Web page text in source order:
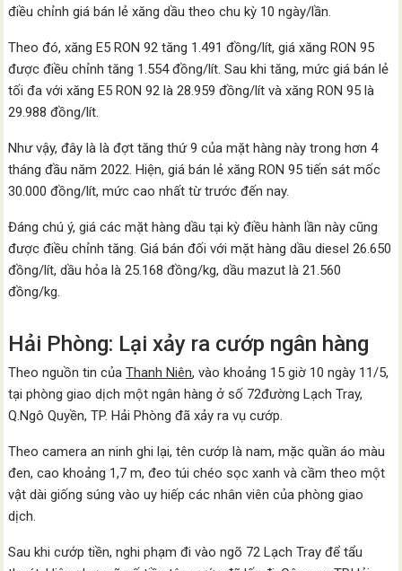
điều chỉnh giá bán lẻ xăng dầu theo chu kỳ 10 ngày/lần.
Theo đó, xăng E5 RON 92 tăng 1.491 đồng/lít, giá xăng RON 95
được điều chỉnh tăng 1.554 đồng/lít. Sau khi tăng, mức giá bán lẻ
tối đa với xăng E5 RON 92 là 28.959 đồng/lít và xăng RON 95 là
29.988 đồng/lít.
Như vậy, đây là là đợt tăng thứ 9 của mặt hàng này trong hơn 4
tháng đầu năm 2022. Hiện, giá bán lẻ xăng RON 95 tiến sát mốc
30.000 đồng/lít, mức cao nhất từ trước đến nay.
Đáng chú ý, giá các mặt hàng dầu tại kỳ điều hành lần này cũng
được điều chỉnh tăng. Giá bán đối với mặt hàng dầu diesel 26.650
đồng/lít, dầu hỏa là 25.168 đồng/kg, dầu mazut là 21.560
đồng/kg.
Hải Phòng: Lại xảy ra cướp ngân hàng
Theo nguồn tin củaThanh Niên, vào khoảng 15 giờ 10 ngày 11/5,
tại phòng giao dịch một ngân hàng ở số 72đường Lạch Tray,
Q.Ngô Quyền, TP. Hải Phòng đã xảy ra vụ cướp.
Theo camera an ninh ghi lại, tên cướp là nam, mặc quần áo màu
đen, cao khoảng 1,7 m, đeo túi chéo sọc xanh và cầm theo một
vật dài giống súng vào uy hiếp các nhân viên của phòng giao
dịch.
Sau khi cướp tiền, nghi phạm đi vào ngõ 72 Lạch Tray để tẩu